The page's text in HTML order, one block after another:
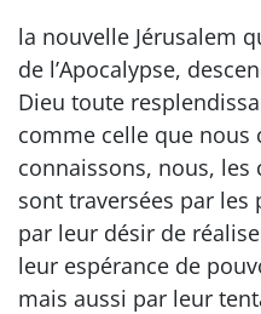
la nouvelle Jérusalem
de l’Apocalypse,
Dieu toute
comme celle que nous
connaissons, nous, les
sont traversées par les
par leur désir de
leur espérance de
mais aussi par leur